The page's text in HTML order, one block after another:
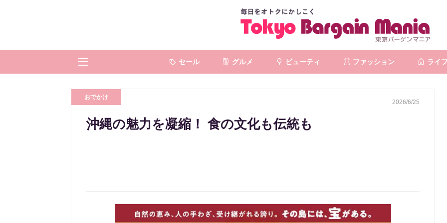
セール グルメ ビューティ ファッション ライフ
おでかけ
2026/6/25
沖縄の魅力を凝縮！ 食の文化も伝統も